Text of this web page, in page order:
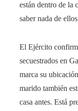
están dentro de la
saber nada de
El Ejército
secuestrados en
marca su
marido también
casa antes. Está